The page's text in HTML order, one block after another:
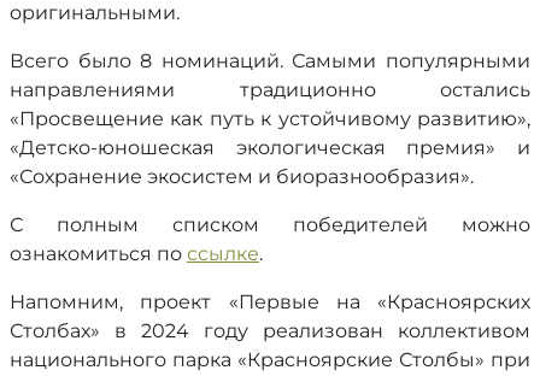
оригинальными.
Всего было 8 номинаций. Самыми популярными
направлениями традиционно остались
«Просвещение как путь к устойчивому развитию»,
«Детско-юношеская экологическая премия» и
«Сохранение экосистем и биоразнообразия».
С полным списком победителей можно
ознакомиться по ссылке.
Напомним, проект «Первые на «Красноярских
Столбах» в 2024 году реализован коллективом
национального парка «Красноярские Столбы» при